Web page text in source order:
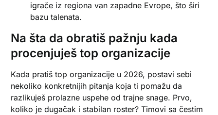
igrače iz regiona van zapadne Evrope, što širi
bazu talenata.
Na šta da obratiš pažnju kada
procenjuješ top organizacije
Kada pratiš top organizacije u 2026, postavi sebi
nekoliko konkretnijih pitanja koja ti pomažu da
razlikuješ prolazne uspehe od trajne snage. Prvo,
koliko je dugačak i stabilan roster? Timovi sa čestim